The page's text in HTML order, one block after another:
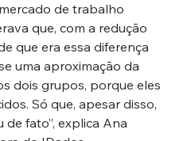
de trabalho
que, com a redução
que era essa diferença
uma aproximação da
dois grupos, porque eles
Só que, apesar disso,
fato”, explica Ana